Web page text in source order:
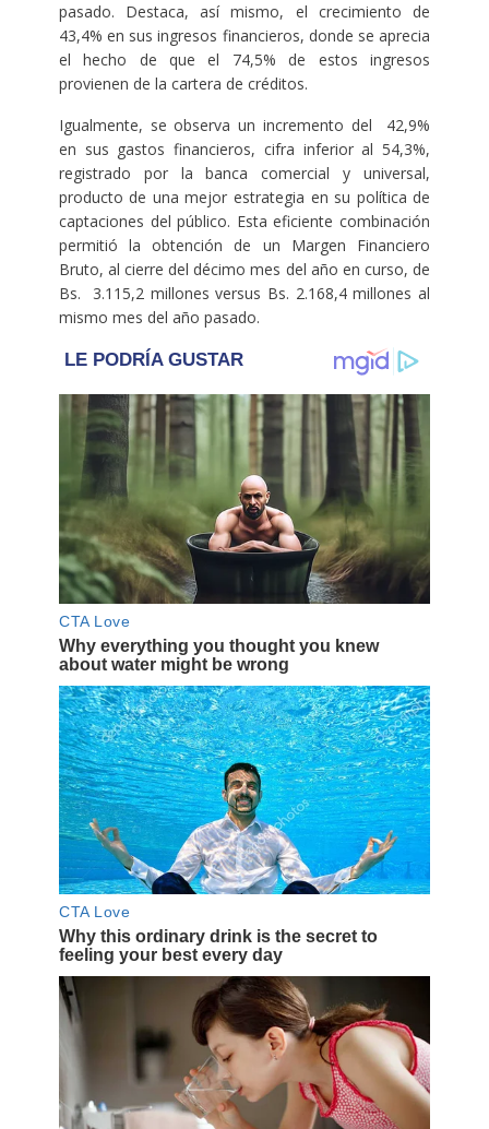
pasado. Destaca, así mismo, el crecimiento de
43,4% en sus ingresos financieros, donde se aprecia
el hecho de que el 74,5% de estos ingresos
provienen de la cartera de créditos.
Igualmente, se observa un incremento del 42,9%
en sus gastos financieros, cifra inferior al 54,3%,
registrado por la banca comercial y universal,
producto de una mejor estrategia en su política de
captaciones del público. Esta eficiente combinación
permitió la obtención de un Margen Financiero
Bruto, al cierre del décimo mes del año en curso, de
Bs. 3.115,2 millones versus Bs. 2.168,4 millones al
mismo mes del año pasado.